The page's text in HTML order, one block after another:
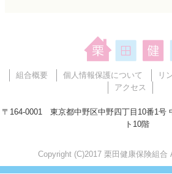
組合概要 個人情報保護について リ
アクセス
〒164-0001 東京都中野区中野四丁目10番1号
ト10階
Copyright (C)2017 栗田健康保険組合